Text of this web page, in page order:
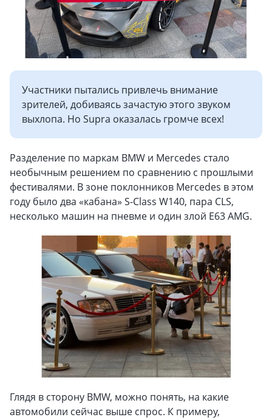
Участники пытались привлечь внимание
зрителей, добиваясь зачастую этого звуком
выхлопа. Но Supra оказалась громче всех!
Разделение по маркам BMW и Mercedes стало
необычным решением по сравнению с прошлыми
фестивалями. В зоне поклонников Mercedes в этом
году было два «кабана» S-Class W140, пара CLS,
несколько машин на пневме и один злой E63 AMG.
Глядя в сторону BMW, можно понять, на какие
автомобили сейчас выше спрос. К примеру,